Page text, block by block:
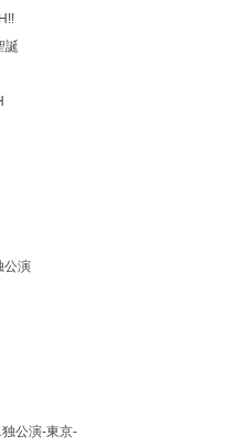
誕
公演
公演-東京-